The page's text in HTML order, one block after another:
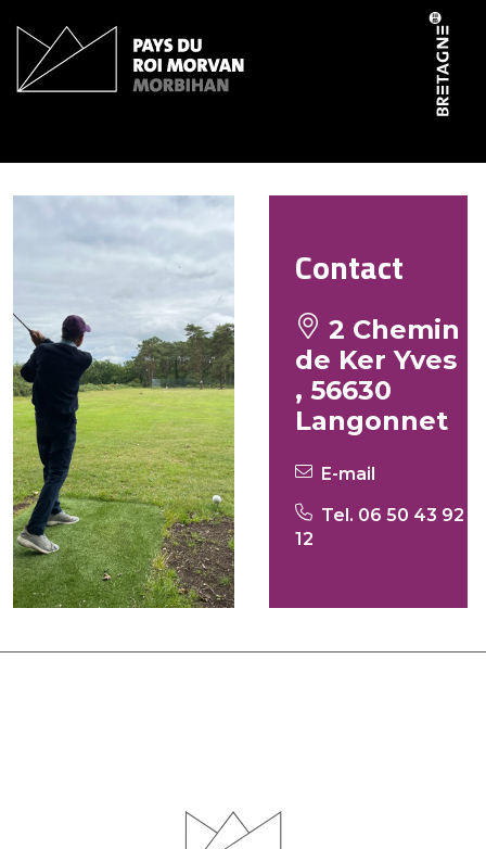
Contact
2 Chemin
de Ker Yves
, 56630
Langonnet
E-mail
Tel. 06 50 43 92
12